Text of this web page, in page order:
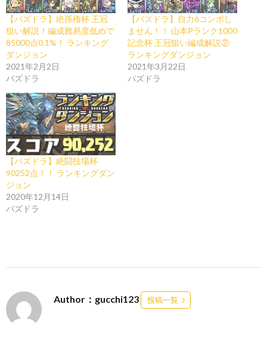
【パズドラ】絶孫権杯 王冠
狙い解説！編成難易度低めで
85000点0.1%！ ランキング
ダンジョン
2021年2月2日
パズドラ
【パズドラ】自力6コンボし
ません！！ 山本Pランク1000
記念杯 王冠狙い編成解説②
ランキングダンジョン
2021年3月22日
パズドラ
【パズドラ】絶闘技場杯
90252点！！ ランキングダン
ジョン
2020年12月14日
パズドラ
Author：gucchi123 投稿一覧